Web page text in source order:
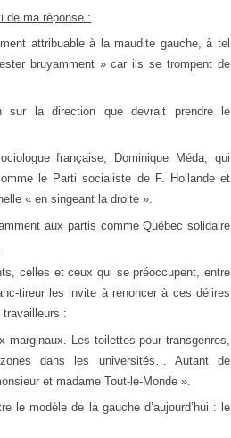
de ma réponse :
attribuable à la maudite gauche, à tel
bruyamment » car ils se trompent de
sur la direction que devrait prendre le
française, Dominique Méda, qui
le Parti socialiste de F. Hollande et
« en singeant la droite ».
aux partis comme Québec solidaire
celles et ceux qui se préoccupent, entre
tireur les invite à renoncer à ces délires
:
marginaux. Les toilettes pour transgenres,
dans les universités… Autant de
et madame Tout-le-Monde ».
le modèle de la gauche d’aujourd’hui : le